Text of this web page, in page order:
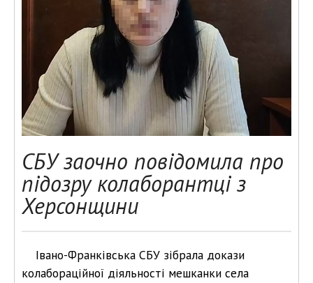
СБУ заочно повідомила про
підозру колаборантці з
Херсонщини
Івано-Франківська СБУ зібрала докази
колабораційної діяльності мешканки села